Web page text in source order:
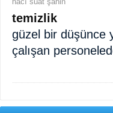
temizlik
güzel bir düşünce
çalışan